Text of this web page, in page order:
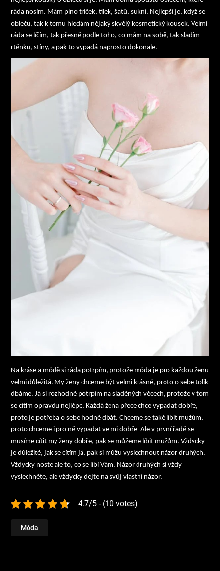
ráda nosím. Mám plno triček, tílek, šatů, sukní. Nejlepší je, když se
obleču, tak k tomu hledám nějaký skvělý kosmetický kousek. Velmi
ráda se líčím, tak přesně podle toho, co mám na sobě, tak sladím
rtěnku, stíny, a pak to vypadá naprosto dokonale.
Na kráse a módě si ráda potrpím, protože móda je pro každou ženu
velmi důležitá. My ženy chceme být velmi krásné, proto o sebe tolik
dbáme. Já si rozhodně potrpím na sladěných věcech, protože v tom
se cítím opravdu nejlépe. Každá žena přece chce vypadat dobře,
proto je potřeba o sebe hodně dbát. Chceme se také líbit mužům,
proto chceme i pro ně vypadat velmi dobře. Ale v první řadě se
musíme cítit my ženy dobře, pak se můžeme líbit mužům. Vždycky
je důležité, jak se cítím já, pak si můžu vyslechnout názor druhých.
Vždycky noste ale to, co se líbí Vám. Názor druhých si vždy
vyslechněte, ale vždycky dejte na svůj vlastní názor.
4.7/5 - (10 votes)
Móda